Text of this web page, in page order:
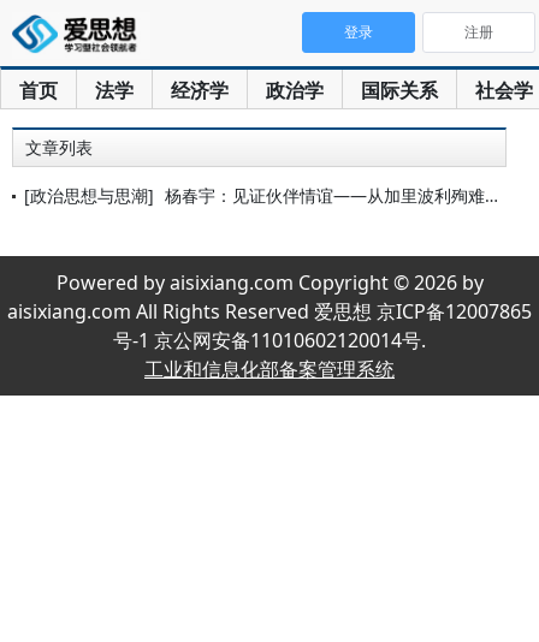
首页 法学 经济学 政治学 国际关系 社会学
登录 注册
文章列表
[政治思想与思潮] 杨春宇：见证伙伴情谊——从加里波利殉难记忆看澳大利亚民族主义
Powered by aisixiang.com Copyright © 2026 by
aisixiang.com All Rights Reserved 爱思想 京ICP备12007865
号-1 京公网安备11010602120014号.
工业和信息化部备案管理系统